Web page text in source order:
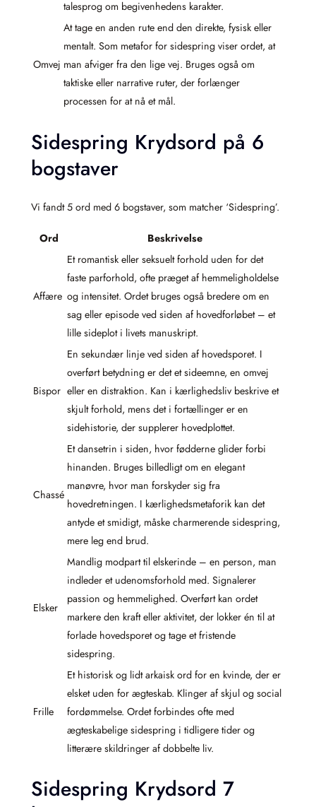
talesprog om begivenhedens karakter.
Omvej
At tage en anden rute end den direkte, fysisk eller
mentalt. Som metafor for sidespring viser ordet, at
man afviger fra den lige vej. Bruges også om
taktiske eller narrative ruter, der forlænger
processen for at nå et mål.
Sidespring Krydsord på 6
bogstaver
Vi fandt 5 ord med 6 bogstaver, som matcher ‘Sidespring’.
Ord Beskrivelse
Affære
Et romantisk eller seksuelt forhold uden for det
faste parforhold, ofte præget af hemmeligholdelse
og intensitet. Ordet bruges også bredere om en
sag eller episode ved siden af hovedforløbet – et
lille sideplot i livets manuskript.
Bispor
En sekundær linje ved siden af hovedsporet. I
overført betydning er det et sideemne, en omvej
eller en distraktion. Kan i kærlighedsliv beskrive et
skjult forhold, mens det i fortællinger er en
sidehistorie, der supplerer hovedplottet.
Chassé
Et dansetrin i siden, hvor fødderne glider forbi
hinanden. Bruges billedligt om en elegant
manøvre, hvor man forskyder sig fra
hovedretningen. I kærlighedsmetaforik kan det
antyde et smidigt, måske charmerende sidespring,
mere leg end brud.
Elsker
Mandlig modpart til elskerinde – en person, man
indleder et udenomsforhold med. Signalerer
passion og hemmelighed. Overført kan ordet
markere den kraft eller aktivitet, der lokker én til at
forlade hovedsporet og tage et fristende
sidespring.
Frille
Et historisk og lidt arkaisk ord for en kvinde, der er
elsket uden for ægteskab. Klinger af skjul og social
fordømmelse. Ordet forbindes ofte med
ægteskabelige sidespring i tidligere tider og
litterære skildringer af dobbelte liv.
Sidespring Krydsord 7